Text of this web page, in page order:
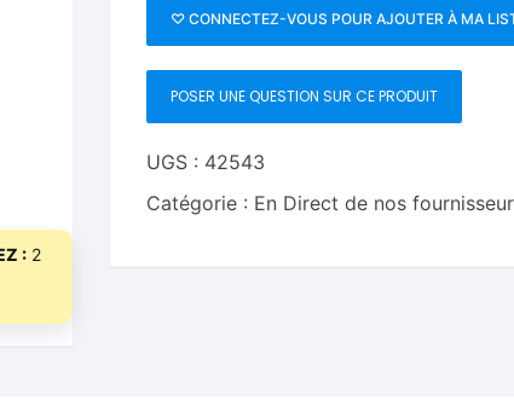
Mentalisme salon
Pièces-Billets
: 2
Greatest
Magic:
Folding
Coin
-
Coin
Bottle
♡ CONNECTEZ-VOUS POUR AJOUTER À MA
POSER UNE QUESTION SUR CE PRODUIT
UGS : 42543
Catégorie : En Direct de nos